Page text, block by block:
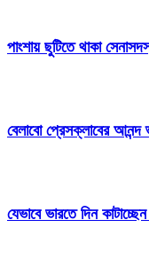
পাংশায় ছুটিতে থাকা
বেলাবো প্রেসক্লাবের আনন্দ
যেভাবে ভারতে দিন